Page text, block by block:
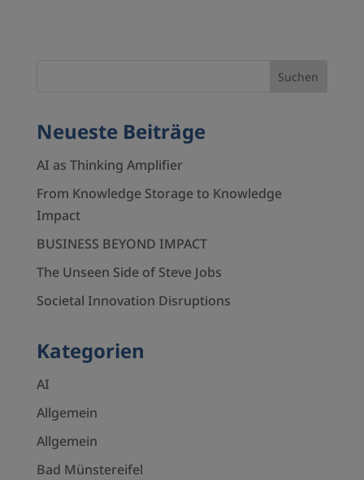
Neueste Beiträge
AI as Thinking Amplifier
From Knowledge Storage to Knowledge
Impact
BUSINESS BEYOND IMPACT
The Unseen Side of Steve Jobs
Societal Innovation Disruptions
Kategorien
AI
Allgemein
Allgemein
Bad Münstereifel